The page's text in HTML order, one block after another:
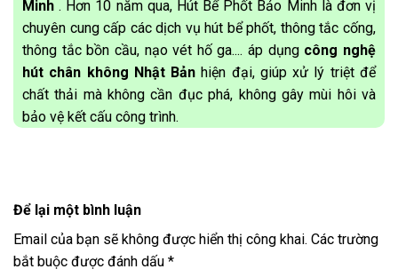
Minh . Hơn 10 năm qua, Hút Bể Phốt Bảo Minh là đơn vị
chuyên cung cấp các dịch vụ hút bể phốt, thông tắc cống,
thông tắc bồn cầu, nạo vét hố ga.... áp dụng công nghệ
hút chân không Nhật Bản hiện đại, giúp xử lý triệt để
chất thải mà không cần đục phá, không gây mùi hôi và
bảo vệ kết cấu công trình.
Để lại một bình luận
Email của bạn sẽ không được hiển thị công khai. Các trường
bắt buộc được đánh dấu *